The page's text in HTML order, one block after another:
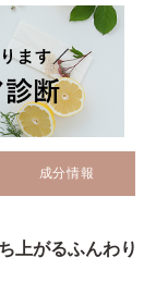
成分情報
上がるふんわり